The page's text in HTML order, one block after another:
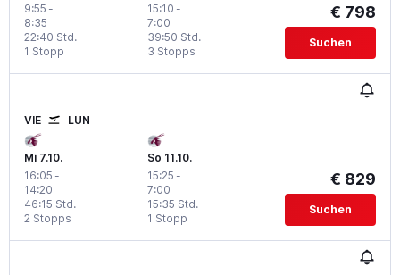
9:55 -
8:35
1 Stopp
22:40 Std.
15:10 -
7:00
3 Stopps
39:50 Std.
€ 798
Suchen
VIE LUN
Mi 7.10.
16:05 -
14:20
2 Stopps
46:15 Std.
So 11.10.
15:25 -
7:00
1 Stopp
15:35 Std.
€ 829
Suchen